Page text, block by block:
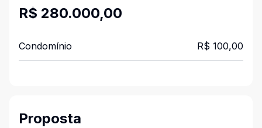
R$ 280.000,00
Condomínio R$ 100,00
Proposta